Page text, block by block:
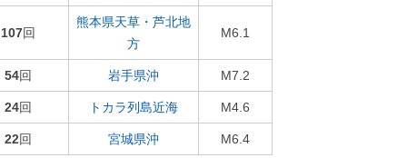
107回
熊本県天草・芦北地
方
M6.1
54回 岩手県沖 M7.2
24回 トカラ列島近海 M4.6
22回 宮城県沖 M6.4